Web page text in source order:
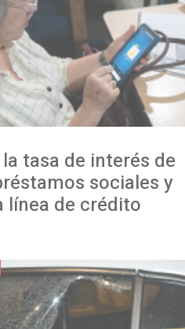
de interés de
sociales y
de crédito